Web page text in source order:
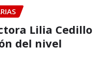
Lilia Cedillo
del nivel